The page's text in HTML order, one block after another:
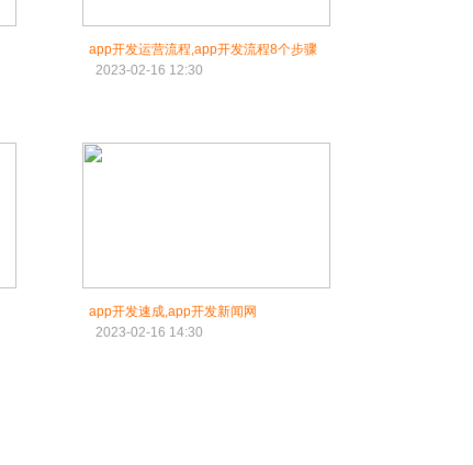
app开发运营流程,app开发流程8个步骤
2023-02-16 12:30
app开发速成,app开发新闻网
2023-02-16 14:30